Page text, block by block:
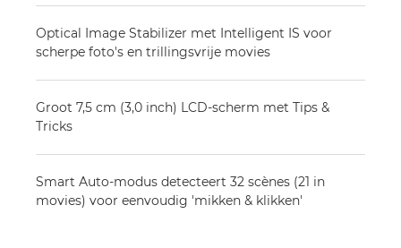
Optical Image Stabilizer met Intelligent IS voor
scherpe foto's en trillingsvrije movies
Groot 7,5 cm (3,0 inch) LCD-scherm met Tips &
Tricks
Smart Auto-modus detecteert 32 scènes (21 in
movies) voor eenvoudig 'mikken & klikken'